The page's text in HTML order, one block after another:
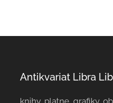
Antikvariat Libra
knihy, platne, grafiky,